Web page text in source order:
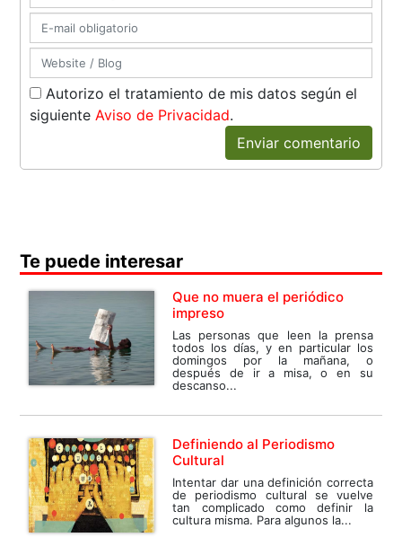
Autorizo el tratamiento de mis datos según el
siguienteAviso de Privacidad.
Enviar comentario
Te puede interesar
Que no muera el periódico
impreso
Las personas que leen la prensa
todos los días, y en particular los
domingos por la mañana, o
después de ir a misa, o en su
descanso...
Definiendo al Periodismo
Cultural
Intentar dar una definición correcta
de periodismo cultural se vuelve
tan complicado como definir la
cultura misma. Para algunos la...